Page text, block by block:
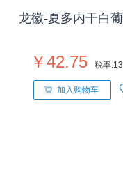
龙徽-夏多内干白
￥42.75 税率:
加入购物车